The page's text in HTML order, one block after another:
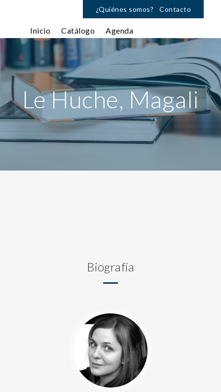
¿Quiénes somos? Contacto
Inicio Catálogo Agenda
Le Huche, Magali
Biografía